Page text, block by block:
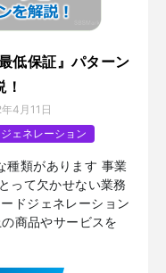
低保証』パターン
4月11日
ェネレーション
種類があります 事業
って欠かせない業務
ドジェネレーション
商品やサービスを